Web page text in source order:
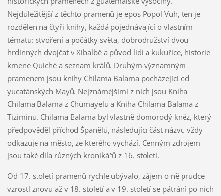
Nejdůležitější z těchto pramenů je epos Popol Vuh, ten je
rozdělen na čtyři knihy, každá pojednávající o vlastním
tématu: stvoření a počátky světa, dobrodružství dvou
hrdinných dvojčat v Xibalbě a původ lidí a kukuřice, historie
kmene Quiché a seznam králů. Druhým významným
pramenem jsou knihy Chilama Balama pocházející od
yucatánských Mayů. Nejznámějšími z nich jsou Kniha
Chilama Balama z Chumayelu a Kniha Chilama Balama z
Tiziminu. Chilama Balama byl vlastně domorodý kněz, který
předpověděl příchod Španělů, následující část názvu vždy
odkazuje na město, ze kterého vychází. Cenným zdrojem
jsou také díla různých kronikářů z 16. století.
Od 17. století pramenů rychle ubývalo, zájem o ně prudce
vzrostl znovu až v 18. století a v 19. století se pátrání po nich